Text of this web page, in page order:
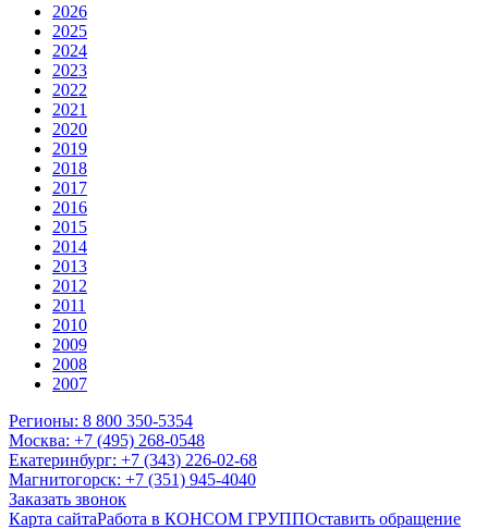
2026
2025
2024
2023
2022
2021
2020
2019
2018
2017
2016
2015
2014
2013
2012
2011
2010
2009
2008
2007
Регионы: 8 800 350-5354
Москва: +7 (495) 268-0548
Екатеринбург: +7 (343) 226-02-68
Магнитогорск: +7 (351) 945-4040
Заказать звонок
Карта сайтаРабота в КОНСОМ ГРУППОставить обращение